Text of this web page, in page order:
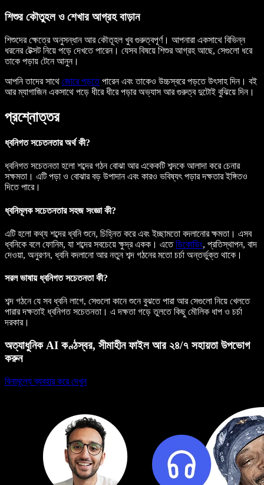
শিশুর কৌতুহল ও শেখার আগ্রহ বাড়ান
শিশুদের ক্ষেত্রে অনুসন্ধান আর কৌতূহল খুব গুরুত্বপূর্ণ। আপনারা একসাথে বিভিন্ন
ধরনের টেক্সট নিয়ে পড়ে দেখতে পারেন। যেসব বিষয়ে শিশুর আগ্রহ আছে, সেগুলো ধরে
তাকে পড়ায় টেনে আনুন।
আপনি তাদের সাথে জোরে পড়তেপারেন এবং তাকেও উচ্চস্বরে পড়তে উৎসাহ দিন। বই
আর ম্যাগাজিন একসাথে পড়ে ধীরে ধীরে পড়ার অভ্যাস আর গুরুত্ব দুটোই বুঝিয়ে দিন।
প্রশ্নোত্তর
ধ্বনিগত সচেতনতার অর্থ কী?
ধ্বনিগত সচেতনতা হলো শব্দের গঠন বোঝা আর একেকটি শব্দকে আলাদা করে চেনার
সক্ষমতা। এটি পড়া ও বোঝার বড় উপাদান এবং কারও ভবিষ্যৎ পড়ার দক্ষতার ইঙ্গিতও
দিতে পারে।
ধ্বনিমূলক সচেতনতার সহজ সংজ্ঞা কী?
এটি হলো কথ্য শব্দের ধ্বনি শুনে, চিহ্নিত করে এবং ইচ্ছামতো বদলানোর ক্ষমতা। এসব
ধ্বনিকে বলে ফোনিম, যা শব্দের সবচেয়ে ক্ষুদ্র একক। এতেডিকোডিং, প্রতিস্থাপন, বাদ
দেওয়া, অনুরণন, ধ্বনি বদলানো আর নতুন শব্দ গঠনের মতো চর্চা অন্তর্ভুক্ত থাকে।
সরল ভাষায় ধ্বনিগত সচেতনতা কী?
শব্দ গঠনে যে সব ধ্বনি লাগে, সেগুলো কানে শুনে বুঝতে পারা আর সেগুলো নিয়ে খেলতে
পারার দক্ষতাই ধ্বনিগত সচেতনতা। এ দক্ষতা গড়ে তুলতে কিছু মৌলিক ধাপ ও চর্চা
দরকার।
অত্যাধুনিক AI কণ্ঠস্বর, সীমাহীন ফাইল আর ২৪/৭ সহায়তা উপভোগ
করুন
বিনামূল্যে ব্যবহার করে দেখুন